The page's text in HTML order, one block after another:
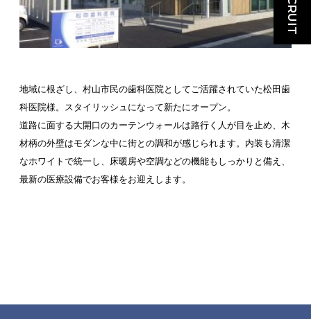
地域に根ざし、村山市民の歯科医院としてご活躍されていた松田歯
科医院様。スタイリッシュになって新たにオープン。
道路に面する大開口のカーテンウォールは路行く人が目を止め、木
材柄の外壁はモダンな中に街との調和が感じられます。内装も清潔
なホワイトで統一し、床暖房や空調などの機能もしっかりと備え、
最新の医療設備でお客様をお迎えします。